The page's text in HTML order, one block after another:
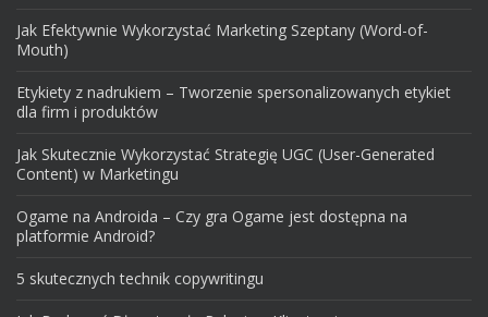
Jak Efektywnie Wykorzystać Marketing Szeptany (Word-of-
Mouth)
Etykiety z nadrukiem – Tworzenie spersonalizowanych etykiet
dla firm i produktów
Jak Skutecznie Wykorzystać Strategię UGC (User-Generated
Content) w Marketingu
Ogame na Androida – Czy gra Ogame jest dostępna na
platformie Android?
5 skutecznych technik copywritingu